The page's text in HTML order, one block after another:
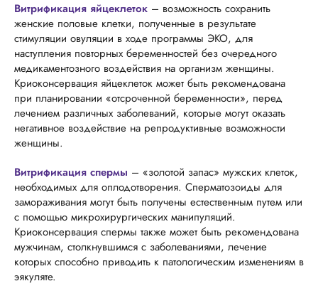
Витрификация яйцеклеток – возможность сохранить
женские половые клетки, полученные в результате
стимуляции овуляции в ходе программы ЭКО, для
наступления повторных беременностей без очередного
медикаментозного воздействия на организм женщины.
Криоконсервация яйцеклеток может быть рекомендована
при планировании «отсроченной беременности», перед
лечением различных заболеваний, которые могут оказать
негативное воздействие на репродуктивные возможности
женщины.
Витрификация спермы – «золотой запас» мужских клеток,
необходимых для оплодотворения. Сперматозоиды для
замораживания могут быть получены естественным путем или
с помощью микрохирургических манипуляций.
Криоконсервация спермы также может быть рекомендована
мужчинам, столкнувшимся с заболеваниями, лечение
которых способно приводить к патологическим изменениям в
эякуляте.